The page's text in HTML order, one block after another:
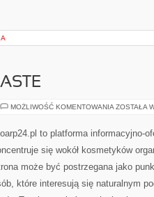
MOŻLIWOŚĆ KOMENTOWANIA ZOSTAŁA
to platforma informacyjno-
się wokół kosmetyków
może być postrzegana jako
które interesują się naturalnym